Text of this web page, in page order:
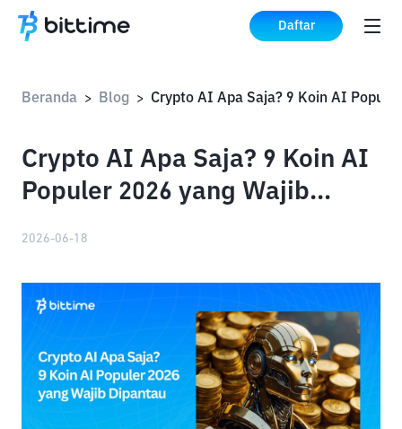
Daftar
Beranda > Blog >
Crypto AI Apa Saja? 9 Koin AI
Populer 2026 yang Wajib
2026-06-18